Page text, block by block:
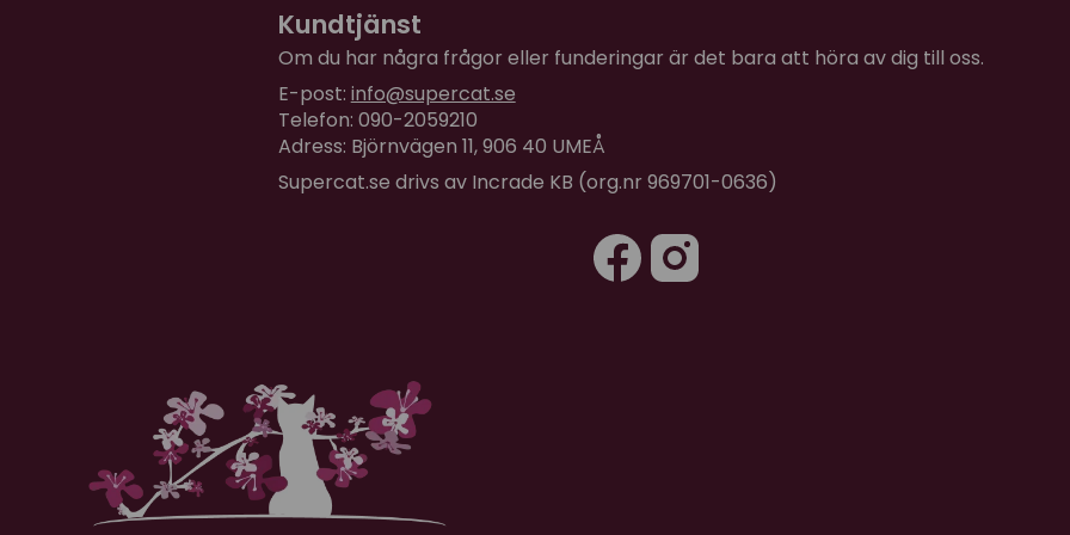
Kundtjänst
Om du har några frågor eller funderingar är det bara att höra av dig till oss.
E-post: info@supercat.se
Telefon: 090-2059210
Adress: Björnvägen 11, 906 40 UMEÅ
Supercat.se drivs av Incrade KB (org.nr 969701-0636)